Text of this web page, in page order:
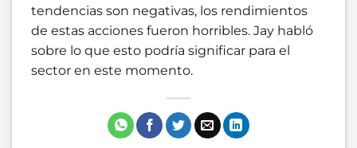
tendencias son negativas, los rendimientos
de estas acciones fueron horribles. Jay habló
sobre lo que esto podría significar para el
sector en este momento.